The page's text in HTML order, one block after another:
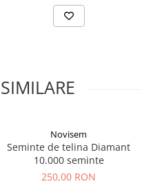
Novisem
Seminte de telina Diamant
10.000 seminte
250,00 RON